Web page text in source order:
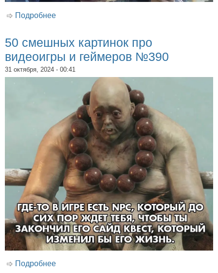
Подробнее
50 смешных картинок про
видеоигры и геймеров №390
31 октября, 2024 - 00:41
Подробнее